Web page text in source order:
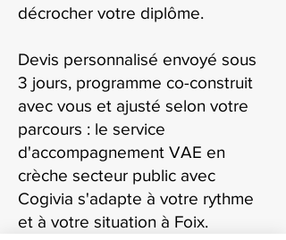
décrocher votre diplôme.
Devis personnalisé envoyé sous
3 jours, programme co-construit
avec vous et ajusté selon votre
parcours : le service
d'accompagnement VAE en
crèche secteur public avec
Cogivia s'adapte à votre rythme
et à votre situation à Foix.